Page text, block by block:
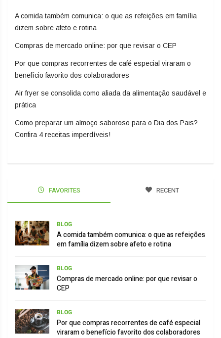
A comida também comunica: o que as refeições em família
dizem sobre afeto e rotina
Compras de mercado online: por que revisar o CEP
Por que compras recorrentes de café especial viraram o
benefício favorito dos colaboradores
Air fryer se consolida como aliada da alimentação saudável e
prática
Como preparar um almoço saboroso para o Dia dos Pais?
Confira 4 receitas imperdíveis!
FAVORITES RECENT
BLOG
A comida também comunica: o que as refeições
em família dizem sobre afeto e rotina
BLOG
Compras de mercado online: por que revisar o
CEP
BLOG
Por que compras recorrentes de café especial
viraram o benefício favorito dos colaboradores